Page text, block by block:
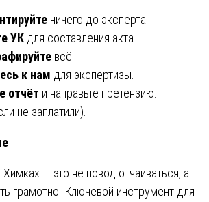
ничего до эксперта.
УК для составления акта.
всё.
к нам для экспертизы.
отчёт и направьте претензию.
не заплатили).
Химках — это не повод отчаиваться, а
грамотно. Ключевой инструмент для